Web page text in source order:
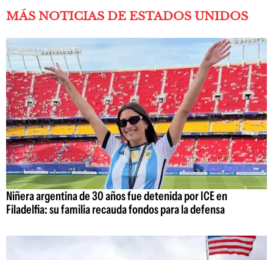
MÁS NOTICIAS DE ESTADOS UNIDOS
Niñera argentina de 30 años fue detenida por ICE en
Filadelfia: su familia recauda fondos para la defensa